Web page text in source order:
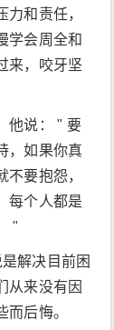
和责任，
学会周全和
来，咬牙坚
他说： " 要
，如果你真
要抱怨，
每个人都是
"
解决目前困
从来没有因
后悔。